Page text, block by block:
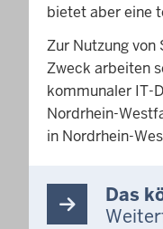
bietet aber eine
Zur Nutzung
Zweck arbeiten
kommunaler IT-
Nordrhein-
in Nordrhein-
Das